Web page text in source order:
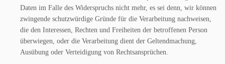
Daten im Falle des Widerspruchs nicht mehr, es sei denn, wir können
zwingende schutzwürdige Gründe für die Verarbeitung nachweisen,
die den Interessen, Rechten und Freiheiten der betroffenen Person
überwiegen, oder die Verarbeitung dient der Geltendmachung,
Ausübung oder Verteidigung von Rechtsansprüchen.